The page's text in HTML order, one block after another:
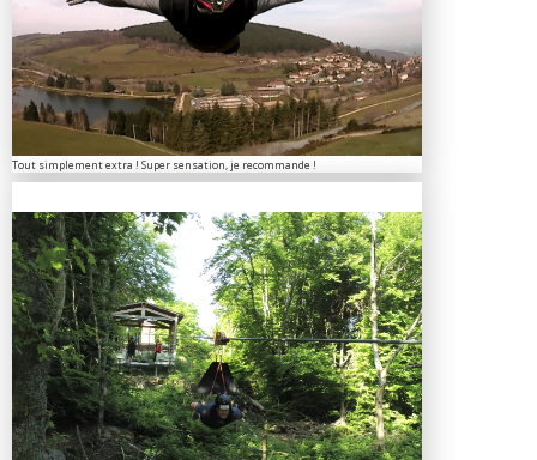
Tout simplement extra ! Super sensation, je recommande !